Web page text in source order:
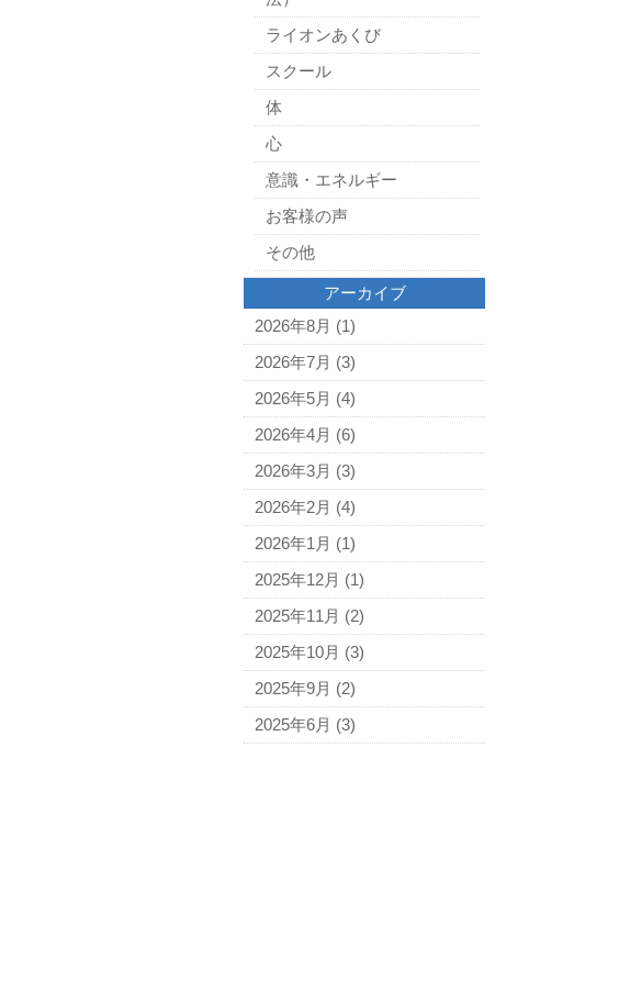
ライオンあくび
スクール
体
心
意識・エネルギー
お客様の声
その他
アーカイブ
2026年8月 (1)
2026年7月 (3)
2026年5月 (4)
2026年4月 (6)
2026年3月 (3)
2026年2月 (4)
2026年1月 (1)
2025年12月 (1)
2025年11月 (2)
2025年10月 (3)
2025年9月 (2)
2025年6月 (3)